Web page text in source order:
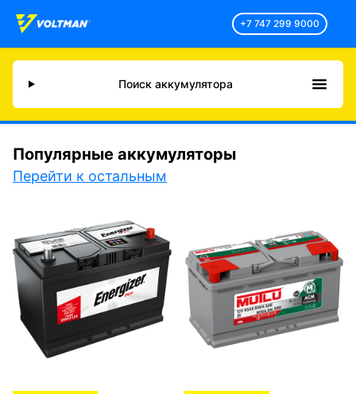
+7 747 299 9000
Поиск аккумулятора
Популярные аккумуляторы
Перейти к остальным